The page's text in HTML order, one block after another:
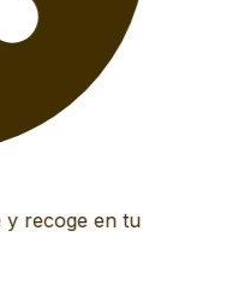
recoge en tu